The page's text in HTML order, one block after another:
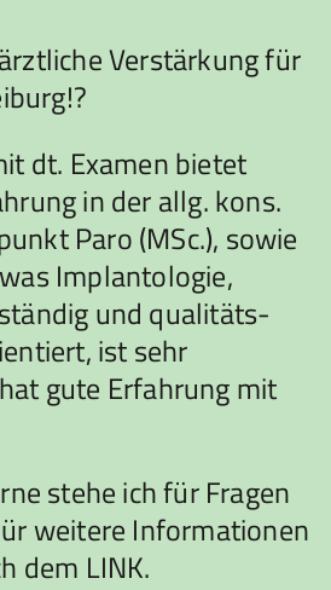
Verstärkung für
dt. Examen bietet
in der allg. kons.
Paro (MSc.), sowie
Implantologie,
und qualitäts-
ist sehr
gute Erfahrung mit
stehe ich für Fragen
weitere Informationen
dem LINK.